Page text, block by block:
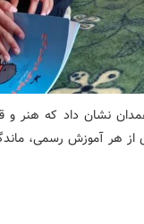
نشان داد که هنر و
از هر آموزش رسمی،